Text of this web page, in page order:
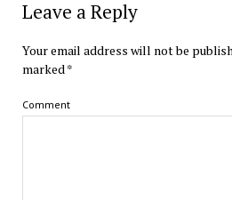
Leave a Reply
Your email address will not be
marked*
Comment